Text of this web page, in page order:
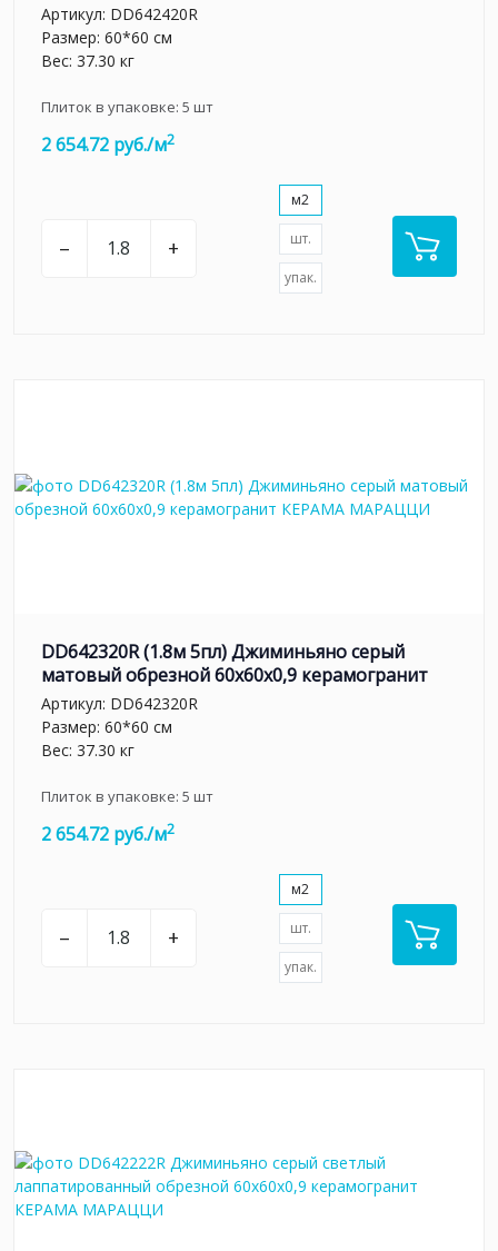
Артикул: DD642420R
Размер: 60*60 см
Вес: 37.30 кг
Плиток в упаковке: 5 шт
2 654.72 руб./м2
– +
м2
шт.
упак.
DD642320R (1.8м 5пл) Джиминьяно серый
матовый обрезной 60х60x0,9 керамогранит
Артикул: DD642320R
Размер: 60*60 см
Вес: 37.30 кг
Плиток в упаковке: 5 шт
2 654.72 руб./м2
– +
м2
шт.
упак.